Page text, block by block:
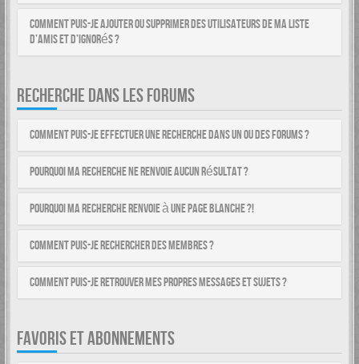
Comment puis-je ajouter ou supprimer des utilisateurs de ma liste
d’amis et d’ignorés ?
RECHERCHE DANS LES FORUMS
Comment puis-je effectuer une recherche dans un ou des forums ?
Pourquoi ma recherche ne renvoie aucun résultat ?
Pourquoi ma recherche renvoie à une page blanche ?!
Comment puis-je rechercher des membres ?
Comment puis-je retrouver mes propres messages et sujets ?
FAVORIS ET ABONNEMENTS